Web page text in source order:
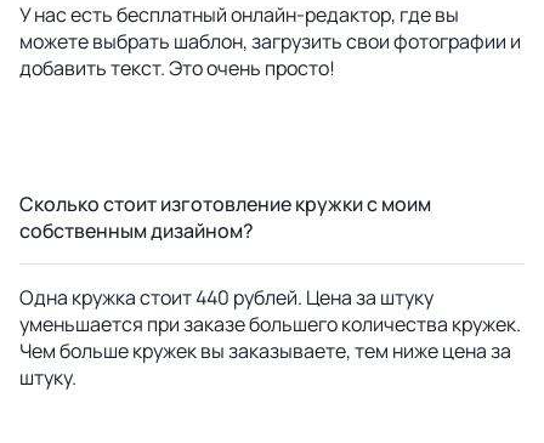
У нас есть бесплатный онлайн-редактор, где вы
можете выбрать шаблон, загрузить свои фотографии и
добавить текст. Это очень просто!
Сколько стоит изготовление кружки с моим
собственным дизайном?
Одна кружка стоит 440 рублей. Цена за штуку
уменьшается при заказе большего количества кружек.
Чем больше кружек вы заказываете, тем ниже цена за
штуку.